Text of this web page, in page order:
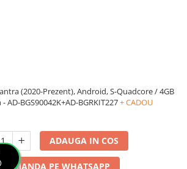
(2020-Prezent), Android, S-Quadcore / 4GB
AD-BGS90042K+AD-BGRKIT227+ CADOU
ADAUGA IN COS
PE WHATSAPP